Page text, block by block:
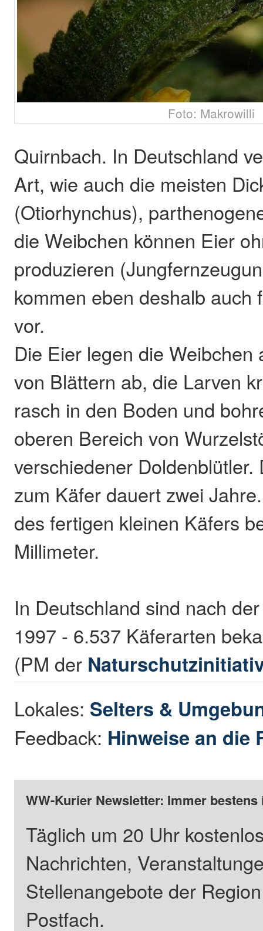
Foto: Makrowilli
Quirnbach. In Deutschland
Art, wie auch die meisten
(Otiorhynchus),
die Weibchen können Eier
produzieren
kommen eben deshalb auch
vor.
Die Eier legen die Weibchen
von Blättern ab, die Larven
rasch in den Boden und
oberen Bereich von
verschiedener Doldenblütler.
zum Käfer dauert zwei
des fertigen kleinen Käfers
Millimeter.
In Deutschland sind nach
1997 - 6.537 Käferarten
(PM der
Lokales: Selters &
Feedback: Hinweise an die
WW-Kurier Newsletter: Immer
Täglich um 20 Uhr
Nachrichten,
Stellenangebote der
Postfach.